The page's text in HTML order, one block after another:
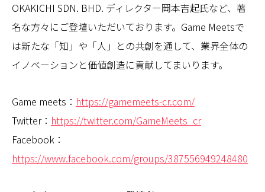
OKAKICHI SDN. BHD. ディレクター岡本吉起氏など、著
名な方々にご登壇いただいております。Game Meetsで
は新たな「知」や「人」との共創を通して、業界全体の
イノベーションと価値創造に貢献してまいります。
Game meets： https://gamemeets-cr.com/
Twitter： https://twitter.com/GameMeets_cr
Facebook：
https://www.facebook.com/groups/387556949248480